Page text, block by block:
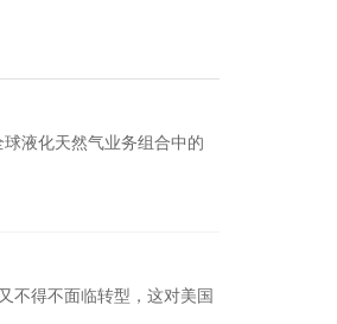
液化天然气业务组合中的
不得不面临转型，这对美国